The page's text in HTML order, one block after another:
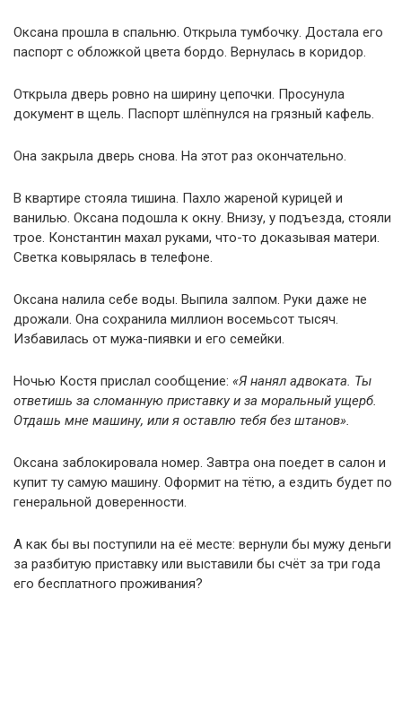
Оксана прошла в спальню. Открыла тумбочку. Достала его
паспорт с обложкой цвета бордо. Вернулась в коридор.
Открыла дверь ровно на ширину цепочки. Просунула
документ в щель. Паспорт шлёпнулся на грязный кафель.
Она закрыла дверь снова. На этот раз окончательно.
В квартире стояла тишина. Пахло жареной курицей и
ванилью. Оксана подошла к окну. Внизу, у подъезда, стояли
трое. Константин махал руками, что-то доказывая матери.
Светка ковырялась в телефоне.
Оксана налила себе воды. Выпила залпом. Руки даже не
дрожали. Она сохранила миллион восемьсот тысяч.
Избавилась от мужа-пиявки и его семейки.
Ночью Костя прислал сообщение: «Я нанял адвоката. Ты
ответишь за сломанную приставку и за моральный ущерб.
Отдашь мне машину, или я оставлю тебя без штанов».
Оксана заблокировала номер. Завтра она поедет в салон и
купит ту самую машину. Оформит на тётю, а ездить будет по
генеральной доверенности.
А как бы вы поступили на её месте: вернули бы мужу деньги
за разбитую приставку или выставили бы счёт за три года
его бесплатного проживания?